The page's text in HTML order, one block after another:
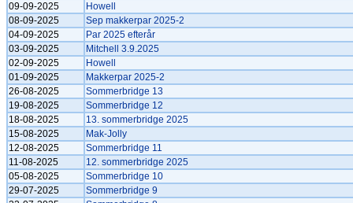
09-09-2025
Howell
08-09-2025
Sep makkerpar 2025-2
04-09-2025
Par 2025 efterår
03-09-2025
Mitchell 3.9.2025
02-09-2025
Howell
01-09-2025
Makkerpar 2025-2
26-08-2025
Sommerbridge 13
19-08-2025
Sommerbridge 12
18-08-2025
13. sommerbridge 2025
15-08-2025
Mak-Jolly
12-08-2025
Sommerbridge 11
11-08-2025
12. sommerbridge 2025
05-08-2025
Sommerbridge 10
29-07-2025
Sommerbridge 9